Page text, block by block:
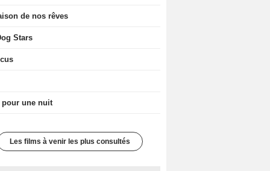
de nos rêves
Stars
pour une nuit
Les films à venir les plus consultés